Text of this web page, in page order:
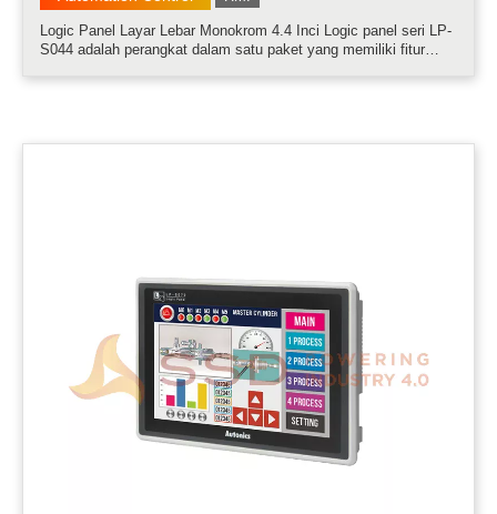
Logic Panel Layar Lebar Monokrom 4.4 Inci Logic panel seri LP-
S044 adalah perangkat dalam satu paket yang memiliki fitur